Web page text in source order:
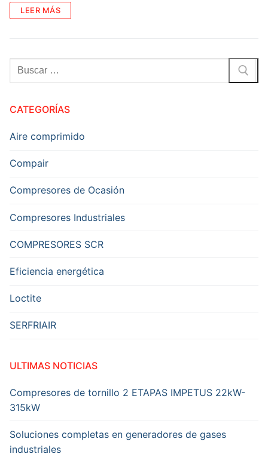
LEER MÁS
Buscar:
CATEGORÍAS
Aire comprimido
Compair
Compresores de Ocasión
Compresores Industriales
COMPRESORES SCR
Eficiencia energética
Loctite
SERFRIAIR
ULTIMAS NOTICIAS
Compresores de tornillo 2 ETAPAS IMPETUS 22kW-
315kW
Soluciones completas en generadores de gases
industriales